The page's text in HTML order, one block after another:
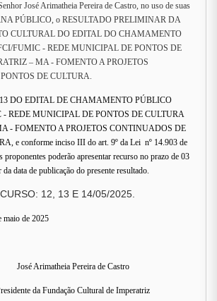
José Arimatheia Pereira de Castro, no uso de suas
PÚBLICO, o RESULTADO PRELIMINAR DA
CULTURAL DO EDITAL DO CHAMAMENTO
FUMIC - REDE MUNICIPAL DE PONTOS DE
– MA - FOMENTO A PROJETOS
DE CULTURA.
DO EDITAL DE CHAMAMENTO PÚBLICO
- REDE MUNICIPAL DE PONTOS DE CULTURA
- FOMENTO A PROJETOS CONTINUADOS DE
e conforme inciso III do art. 9º da Lei nº 14.903 de
proponentes poderão apresentar recurso no prazo de 03
data de publicação do presente resultado.
12, 13 E 14/05/2025.
de 2025
José Arimatheia Pereira de Castro
da Fundação Cultural de Imperatriz